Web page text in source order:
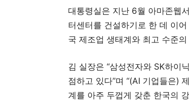
대통령실은 지난 6월 아마존웹
터센터를 건설하기로 한 데 이
국 제조업 생태계와 최고 수준
김 실장은 “삼성전자와 SK하이
점하고 있다”며 “(AI 기업들은)
계를 아주 두껍게 갖춘 한국의